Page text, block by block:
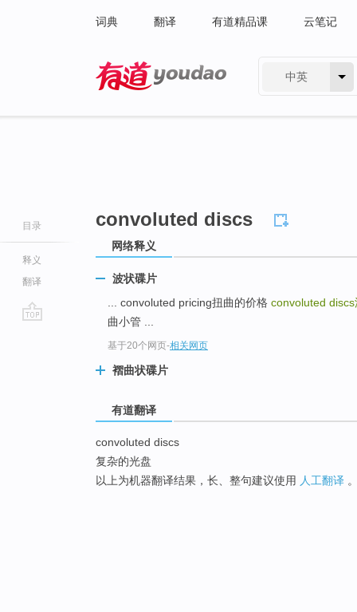
词典 翻译 有道精品课 云笔记
中英
目录
释义
翻译
convoluted discs
网络释义
波状碟片
... convoluted pricing扭曲的价格 convoluted discs
曲小管 ...
基于20个网页-相关网页
褶曲状碟片
有道翻译
convoluted discs
复杂的光盘
以上为机器翻译结果，长、整句建议使用 人工翻译